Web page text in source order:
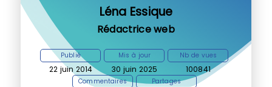
Léna Essique
Rédactrice web
Publié
22 juin 2014
Mis à jour
30 juin 2025
Nb de vues
100841
Commentaires Partages